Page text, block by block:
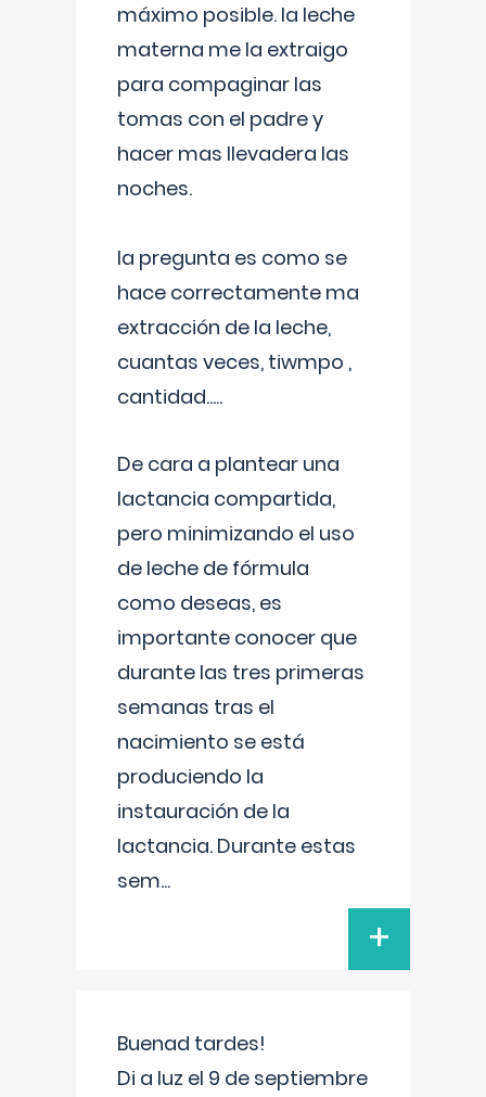
máximo posible. la leche
materna me la extraigo
para compaginar las
tomas con el padre y
hacer mas llevadera las
noches.
la pregunta es como se
hace correctamente ma
extracción de la leche,
cuantas veces, tiwmpo ,
cantidad.....
De cara a plantear una
lactancia compartida,
pero minimizando el uso
de leche de fórmula
como deseas, es
importante conocer que
durante las tres primeras
semanas tras el
nacimiento se está
produciendo la
instauración de la
lactancia. Durante estas
sem...
+
Buenad tardes!
Di a luz el 9 de septiembre